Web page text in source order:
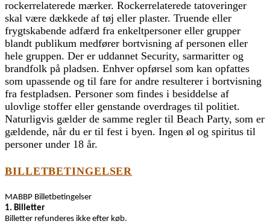
rockerrelaterede mærker. Rockerrelaterede tatoveringer
skal være dækkede af tøj eller plaster. Truende eller
frygtskabende adfærd fra enkeltpersoner eller grupper
blandt publikum medfører bortvisning af personen eller
hele gruppen. Der er uddannet Security, sarmaritter og
brandfolk på pladsen. Enhver opførsel som kan opfattes
som upassende og til fare for andre resulterer i bortvisning
fra festpladsen. Personer som findes i besiddelse af
ulovlige stoffer eller genstande overdrages til politiet.
Naturligvis gælder de samme regler til Beach Party, som er
gældende, når du er til fest i byen. Ingen øl og spiritus til
personer under 18 år.
BILLETBETINGELSER
MABBP Billetbetingelser
1. Billetter
Billetter refunderes ikke efter køb.